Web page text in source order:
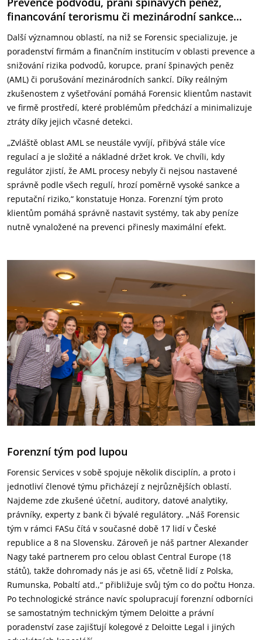
financování terorismu či mezinárodní sankce…
Další významnou oblastí, na niž se Forensic specializuje, je
poradenství firmám a finančním institucím v oblasti prevence a
snižování rizika podvodů, korupce, praní špinavých peněz
(AML) či porušování mezinárodních sankcí. Díky reálným
zkušenostem z vyšetřování pomáhá Forensic klientům nastavit
ve firmě prostředí, které problémům předchází a minimalizuje
ztráty díky jejich včasné detekci.
„Zvláště oblast AML se neustále vyvíjí, přibývá stále více
regulací a je složité a nákladné držet krok. Ve chvíli, kdy
regulátor zjistí, že AML procesy nebyly či nejsou nastavené
správně podle všech regulí, hrozí poměrně vysoké sankce a
reputační riziko,“ konstatuje Honza. Forenzní tým proto
klientům pomáhá správně nastavit systémy, tak aby peníze
nutně vynaložené na prevenci přinesly maximální efekt.
Forenzní tým pod lupou
Forensic Services v sobě spojuje několik disciplín, a proto i
jednotliví členové týmu přicházejí z nejrůznějších oblastí.
Najdeme zde zkušené účetní, auditory, datové analytiky,
právníky, experty z bank či bývalé regulátory. „Náš Forensic
tým v rámci FASu čítá v současné době 17 lidí v České
republice a 8 na Slovensku. Zároveň je náš partner Alexander
Nagy také partnerem pro celou oblast Central Europe (18
států), takže dohromady nás je asi 65, včetně lidí z Polska,
Rumunska, Pobaltí atd.,“ přibližuje svůj tým co do počtu Honza.
Po technologické stránce navíc spolupracují forenzní odborníci
se samostatným technickým týmem Deloitte a právní
poradenství zase zajišťují kolegové z Deloitte Legal i jiných